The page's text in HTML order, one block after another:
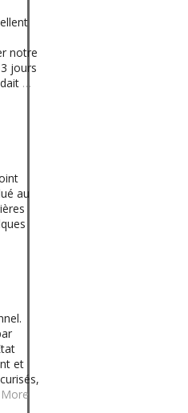
notre
jours
…
au
et